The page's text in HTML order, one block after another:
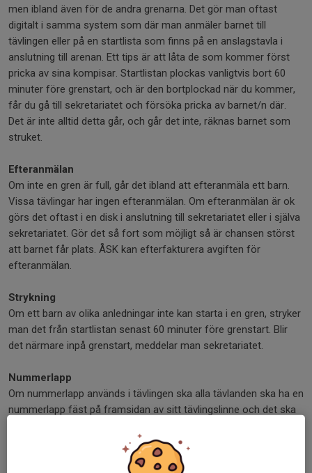
men ibland även för de andra grenarna. Det gör man oftast
digitalt i samma system som där man anmäler barnet till
tävlingen eller på en startlista som finns på en anslagstavla i
anslutning till arenan. Ett tips är att låta de som kommer först
pricka av sina kompisar. Startlistan plockas vanligtvis bort 60
minuter före grenstart, och är den bortplockad när du kommer,
får du gå till sekretariatet och försöka pricka av barnet/n där.
Det är inte alltid detta går, och går det inte, räknas barnet som
struket.
Efteranmälan
Om inte en gren är full, går det ibland att efteranmäla ett barn.
Vissa tävlingar har ingen efteranmälan. Om efteranmälan är ok
görs det oftast i en disk i anslutning till sekretariatet eller i själva
sekretariatet. Gör det så fort som möjligt så är chansen störst
att barnet får plats. ÅSK kan efterfakturera avgiften för
efteranmälan.
Strykning
Om ett barn av olika anledningar inte kan starta i en gren, stryker
man det från startlistan senast 60 minuter före grenstart. Blir
det närmare inpå grenstart, meddelar man sekretariatet.
Nummerlapp
Om nummerlapp används i tävlingen ska alla tävlanden ska ha en
nummerlapp fäst på framsidan av sitt tävlingslinne och det ska
prickar av sig, ser man vilket nummer man har. Nummerlapp och
säkerhetsnålar hämtas ut på ett särskilt angivet ställe. Tävlar